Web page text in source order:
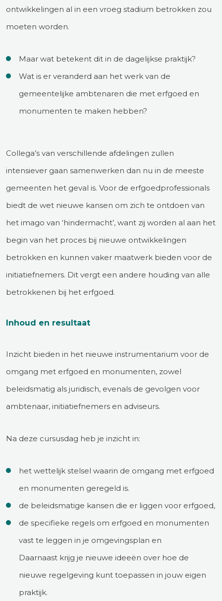
ontwikkelingen al in een vroeg stadium betrokken zou
moeten worden.
Maar wat betekent dit in de dagelijkse praktijk?
Wat is er veranderd aan het werk van de
gemeentelijke ambtenaren die met erfgoed en
monumenten te maken hebben?
Collega’s van verschillende afdelingen zullen
intensiever gaan samenwerken dan nu in de meeste
gemeenten het geval is. Voor de erfgoedprofessionals
biedt de wet nieuwe kansen om zich te ontdoen van
het imago van ‘hindermacht’, want zij worden al aan het
begin van het proces bij nieuwe ontwikkelingen
betrokken en kunnen vaker maatwerk bieden voor de
initiatiefnemers. Dit vergt een andere houding van alle
betrokkenen bij het erfgoed.
Inhoud en resultaat
Inzicht bieden in het nieuwe instrumentarium voor de
omgang met erfgoed en monumenten, zowel
beleidsmatig als juridisch, evenals de gevolgen voor
ambtenaar, initiatiefnemers en adviseurs.
Na deze cursusdag heb je inzicht in:
het wettelijk stelsel waarin de omgang met erfgoed
en monumenten geregeld is.
de beleidsmatige kansen die er liggen voor erfgoed,
de specifieke regels om erfgoed en monumenten
vast te leggen in je omgevingsplan en
Daarnaast krijg je nieuwe ideeën over hoe de
nieuwe regelgeving kunt toepassen in jouw eigen
praktijk.